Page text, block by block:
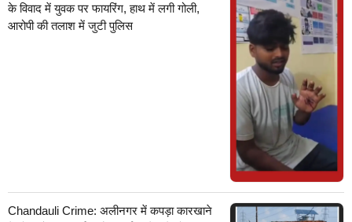
के विवाद में युवक पर फायरिंग, हाथ में लगी गोली,
आरोपी की तलाश में जुटी पुलिस
Chandauli Crime: अलीनगर में कपड़ा कारखाने